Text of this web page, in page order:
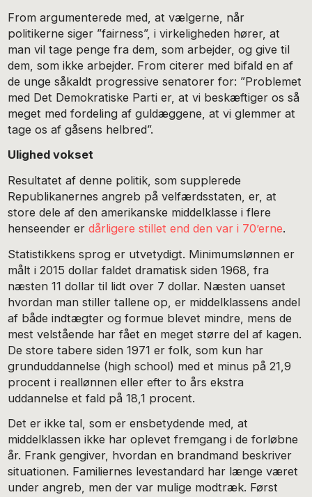
From argumenterede med, at vælgerne, når
politikerne siger ”fairness”, i virkeligheden hører, at
man vil tage penge fra dem, som arbejder, og give til
dem, som ikke arbejder. From citerer med bifald en af
de unge såkaldt progressive senatorer for: ”Problemet
med Det Demokratiske Parti er, at vi beskæftiger os så
meget med fordeling af guldæggene, at vi glemmer at
tage os af gåsens helbred”.
Ulighed vokset
Resultatet af denne politik, som supplerede
Republikanernes angreb på velfærdsstaten, er, at
store dele af den amerikanske middelklasse i flere
henseender erdårligere stillet end den var i 70’erne.
Statistikkens sprog er utvetydigt. Minimumslønnen er
målt i 2015 dollar faldet dramatisk siden 1968, fra
næsten 11 dollar til lidt over 7 dollar. Næsten uanset
hvordan man stiller tallene op, er middelklassens andel
af både indtægter og formue blevet mindre, mens de
mest velstående har fået en meget større del af kagen.
De store tabere siden 1971 er folk, som kun har
grunduddannelse (high school) med et minus på 21,9
procent i reallønnen eller efter to års ekstra
uddannelse et fald på 18,1 procent.
Det er ikke tal, som er ensbetydende med, at
middelklassen ikke har oplevet fremgang i de forløbne
år. Frank gengiver, hvordan en brandmand beskriver
situationen. Familiernes levestandard har længe været
under angreb, men der var mulige modtræk. Først